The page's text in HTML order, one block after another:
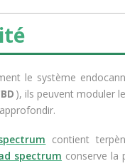
le système
), ils peuvent moduler
contient
spectrum conserve la